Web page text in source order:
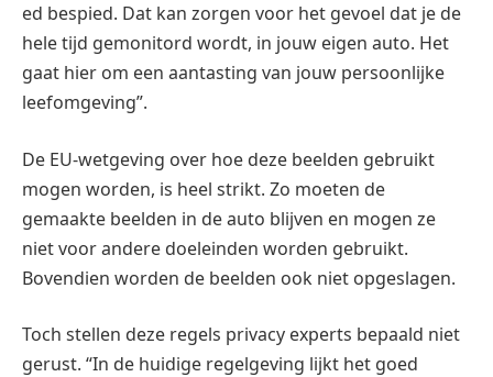
ed bespied. Dat kan zorgen voor het gevoel dat je de
hele tijd gemonitord wordt, in jouw eigen auto. Het
gaat hier om een aantasting van jouw persoonlijke
leefomgeving”.
De EU-wetgeving over hoe deze beelden gebruikt
mogen worden, is heel strikt. Zo moeten de
gemaakte beelden in de auto blijven en mogen ze
niet voor andere doeleinden worden gebruikt.
Bovendien worden de beelden ook niet opgeslagen.
Toch stellen deze regels privacy experts bepaald niet
gerust. “In de huidige regelgeving lijkt het goed